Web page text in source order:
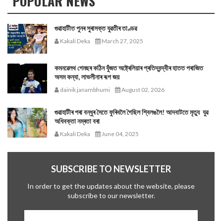
গুৱাহাটীত পুনৰ সুৰাসক্ত যুৱতীৰ তাণ্ডৱ
Kakali Deka March 27, 2025
কমনৱেলথ গেমছৰ কঠিন যুঁজত অষ্ট্ৰেলিয়াৰ প্ৰতিদ্বন্দ্বীৰ হাতত পৰাজিত
অসম কন্যা, লাভলীনাৰ ৰূপ জয়
dainik janambhumi August 02, 2026
গুৱাহাটীৰ পৰা বন্ধুৰ সৈতে ফুৰিবলৈ গৈছিল শ্বিলঙলৈ! আদবাটতে মৃত্যু যুৱ
অধিবক্তা নম্ৰতা বৰা
Kakali Deka June 04, 2025
SUBSCRIBE TO NEWSLETTER
In order to get the updates about the website, please
subscribe to our newsletter.